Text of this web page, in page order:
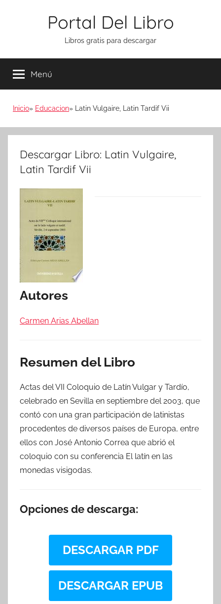
Portal Del Libro
Libros gratis para descargar
Menú
Inicio Educacion Latin Vulgaire, Latin Tardif Vii
Descargar Libro: Latin Vulgaire,
Latin Tardif Vii
Autores
Carmen Arias Abellan
Resumen del Libro
Actas del VII Coloquio de Latín Vulgar y Tardío,
celebrado en Sevilla en septiembre del 2003, que
contó con una gran participación de latinistas
procedentes de diversos países de Europa, entre
ellos con José Antonio Correa que abrió el
coloquio con su conferencia El latín en las
monedas visigodas.
Opciones de descarga:
DESCARGAR PDF
DESCARGAR EPUB